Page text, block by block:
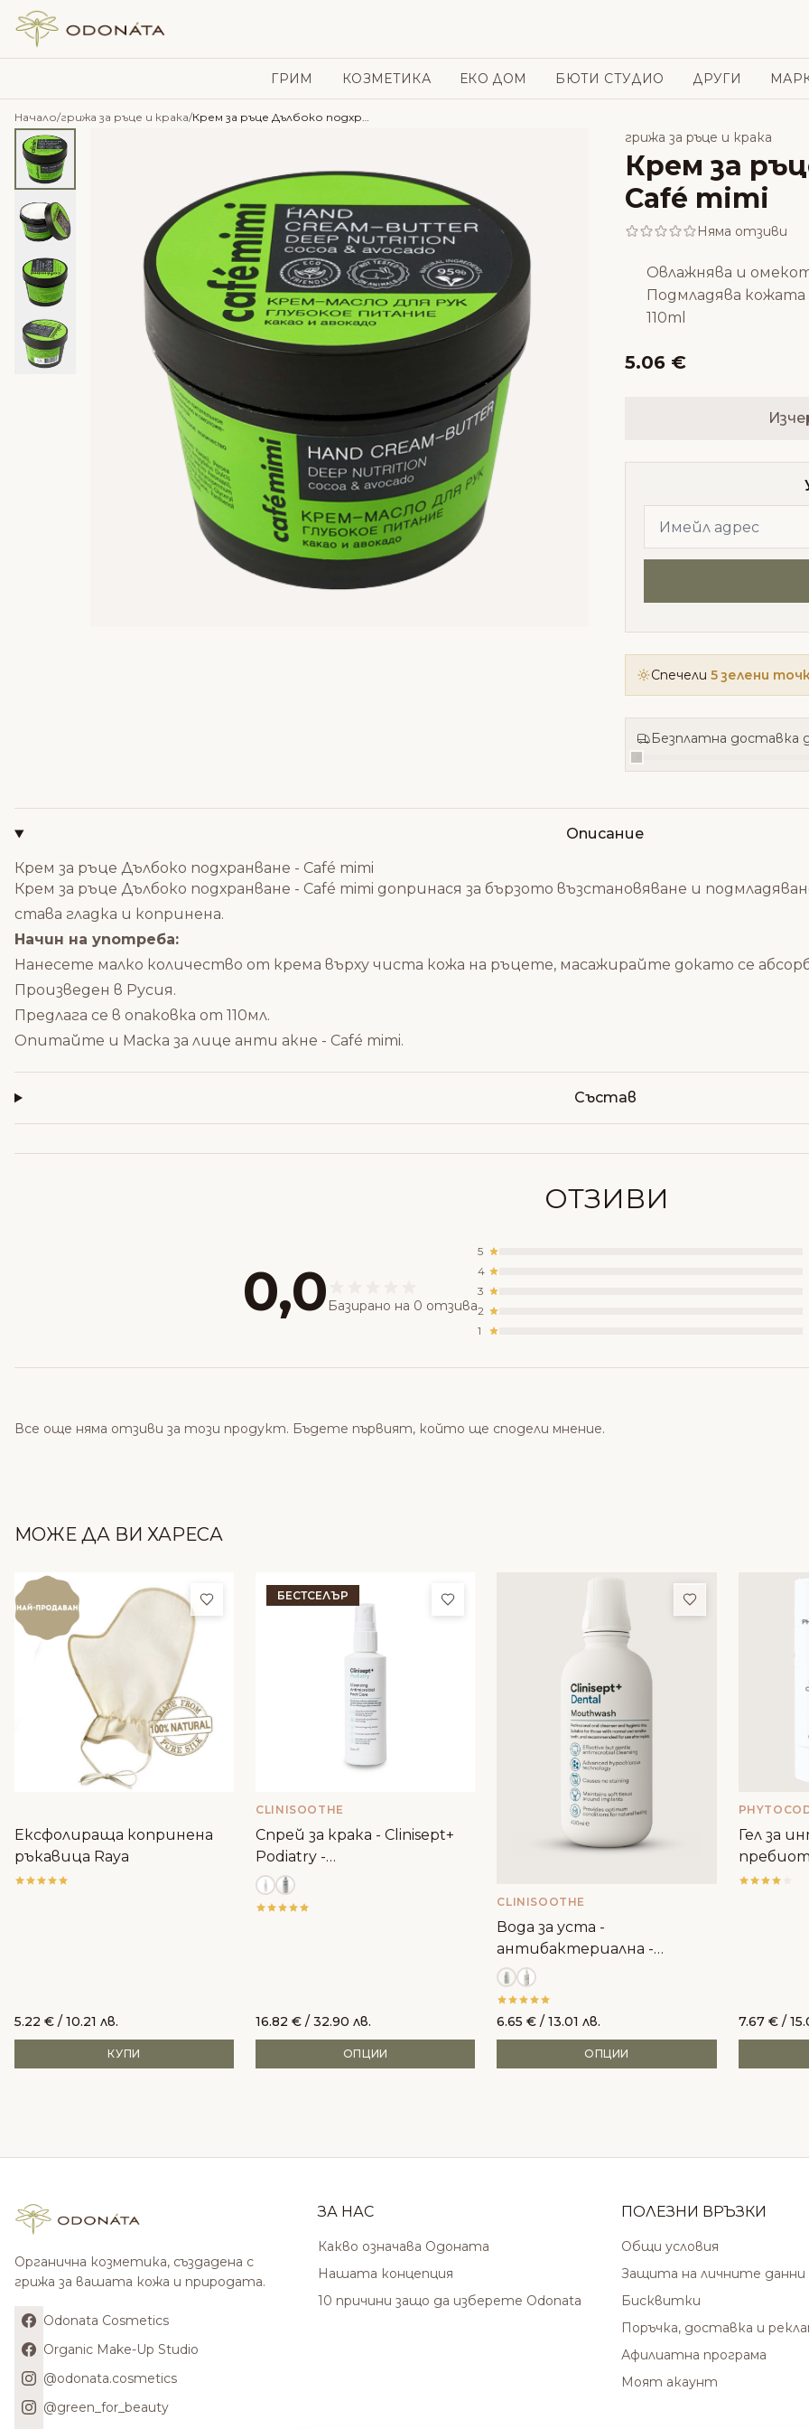
Skip to content
ГРИМ КОЗМЕТИКА ЕКО ДОМ БЮТИ СТУДИО ДРУГИ
Начало/грижа за ръце и крака/ Крем за ръце Дълбоко подхранване – Café mimi
грижа за ръце и крака
Крем за
Café mimi
Няма отзиви
Овлажнява и
Подмладява кожата
110ml
5.06 €
Спечели 5 зелени
Безплатна доставка
Описание
Крем за ръце Дълбоко подхранване - Café mimi
Крем за ръце Дълбоко подхранване - Café mimi допринася за бързото възстановяване и
става гладка и копринена.
Начин на употреба:
Нанесете малко количество от крема върху чиста кожа на ръцете, масажирайте докато се
Произведен в Русия.
Предлага се в опаковка от 110мл.
Опитайте и Маска за лице анти акне - Café mimi.
Състав
ОТЗИВИ
0,0 Базирано на 0 отзива
5
4
3
2
1
Все още няма отзиви за този продукт. Бъдете първият, който ще сподели мнение.
МОЖЕ ДА ВИ ХАРЕСА
Добави в любими
Ексфолираща копринена
ръкавица Raya
5.22 € / 10.21 лв.
КУПИ
БЕСТСЕЛЪР Добави в любими
CLINISOOTHE
Спрей за крака - Clinisept+
Podiatry -
антибактериален
16.82€ / 32.90 лв.
ОПЦИИ
Добави в
CLINISOOTHE
Вода за уста -
антибактериална -
Clinisept+ Dental
6.65€ / 13.01 лв.
ОПЦИИ
Гел за
7.67 €/
Органична козметика, създадена с
грижа за вашата кожа и природата.
Odonata Cosmetics
Organic Make-Up Studio
@odonata.cosmetics
@green_for_beauty
ЗА НАС
Какво означава Одоната
Нашата концепция
10 причини защо да изберете Odonata
ПОЛЕЗНИ ВРЪЗКИ
Общи условия
Защита на личните данни
Бисквитки
Поръчка, доставка и
Афилиатна програма
Моят акаунт